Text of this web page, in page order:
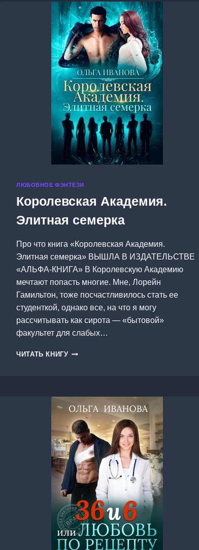
ЛЮБОВНОЕ ФЭНТЕЗИ
Королевская Академия.
Элитная семерка
Про что книга «Королевская Академия.
Элитная семерка» ВЫШЛА В ИЗДАТЕЛЬСТВЕ
«АЛЬФА-КНИГА» В Королевскую Академию
мечтают попасть многие. Мне, Лорейн
Гамильтон, тоже посчастливилось стать ее
студенткой, однако все, на что я могу
рассчитывать как сирота — «бытовой»
факультет для слабых…
ЧИТАТЬ КНИГУ КОРОЛЕВСКАЯ